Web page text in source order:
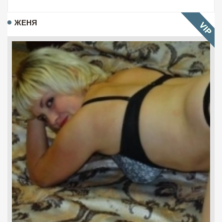
ЖЕНЯ